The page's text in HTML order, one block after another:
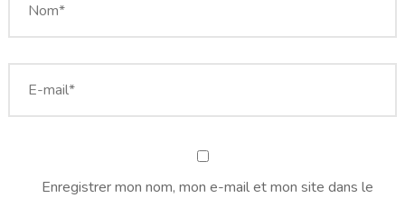
Enregistrer mon nom, mon e-mail et mon site dans le